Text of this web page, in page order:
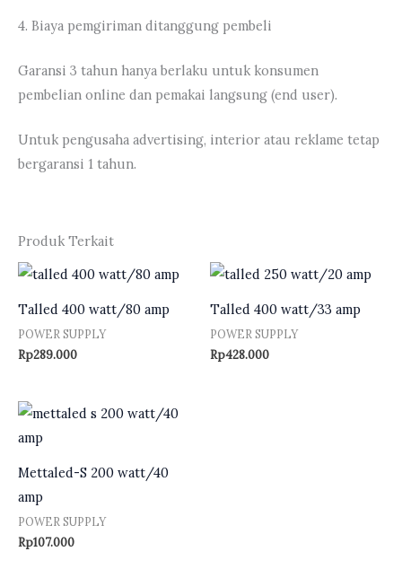
4. Biaya pemgiriman ditanggung pembeli
Garansi 3 tahun hanya berlaku untuk konsumen
pembelian online dan pemakai langsung (end user).
Untuk pengusaha advertising, interior atau reklame tetap
bergaransi 1 tahun.
Produk Terkait
Talled 400 watt/80 amp
POWER SUPPLY
Rp289.000
Talled 400 watt/33 amp
POWER SUPPLY
Rp428.000
Mettaled-S 200 watt/40
amp
POWER SUPPLY
Rp107.000